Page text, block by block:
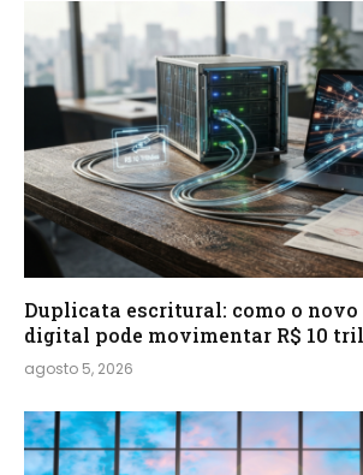
Duplicata escritural: como o novo
digital pode movimentar R$ 10
agosto 5, 2026